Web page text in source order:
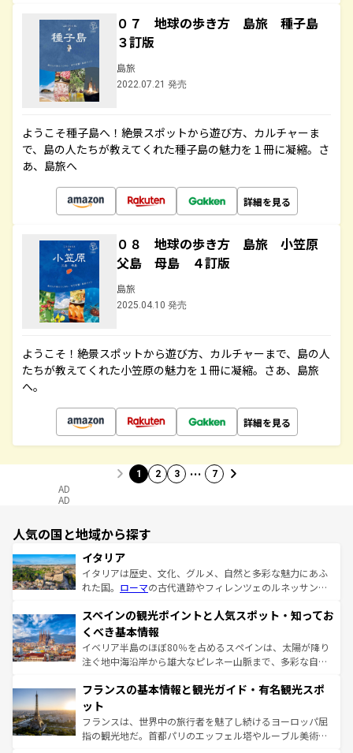
０７ 地球の歩き方 島旅 種子島
３訂版
島旅
2022.07.21 発売
ようこそ種子島へ！絶景スポットから遊び方、カルチャーま
で、島の人たちが教えてくれた種子島の魅力を１冊に凝縮。さ
あ、島旅へ
詳細を見る
０８ 地球の歩き方 島旅 小笠原
父島 母島 ４訂版
島旅
2025.04.10 発売
ようこそ！絶景スポットから遊び方、カルチャーまで、島の人
たちが教えてくれた小笠原の魅力を１冊に凝縮。さあ、島旅
へ。
詳細を見る
1 2 3 … 7
AD
AD
人気の国と地域から探す
イタリア
イタリアは歴史、文化、グルメ、自然と多彩な魅力にあふ
れた国。 ローマの古代遺跡やフィレンツェのルネッサンス
ろん、トスカーナの美しい田園風景やアマルフィ海岸の絶
景など、自然景観も見逃せない。観光の合間には、本場の
ピザやパスタなど、絶品のイタリア料理を堪能することも
できる。朝目覚めてから夜眠るまで、すべての瞬間を楽し
なお、新着のイタリア情報はコンテンツ一覧を参照してほ
しい。
スペインの観光ポイントと人気スポット・知ってお
くべき基本情報
イベリア半島のほぼ80％を占めるスペインは、太陽が降り
注ぐ地中海沿岸から雄大なピレネー山脈まで、多彩な自然
文化が根付くこの国では、情熱的なフラメンコ、熱気あふ
れる闘牛、そして美味しいタパスが生活の一部となってい
る。首都マドリードの洗練された雰囲気や、バルセロナの
アートに溢れた街角から、地方では古代ローマ遺跡や中世
フランスの基本情報と観光ガイド・有名観光スポ
ット
フランスは、世界中の旅行者を魅了し続けるヨーロッパ屈
指の観光地だ。首都パリのエッフェル塔やルーブル美術館